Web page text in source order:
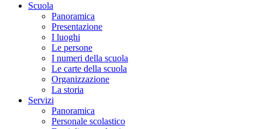
Scuola
Panoramica
Presentazione
I luoghi
Le persone
I numeri della scuola
Le carte della scuola
Organizzazione
La storia
Servizi
Panoramica
Personale scolastico